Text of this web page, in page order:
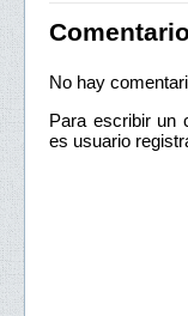
No hay
Para escribir un
es usuario